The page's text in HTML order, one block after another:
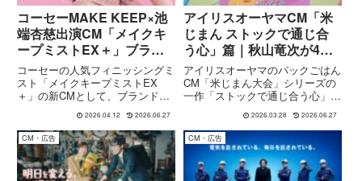
コーセーMAKE KEEP×池
端杏慈出演CM「メイクキ
ープミストEX＋」ブラン
ドムービーほか全3篇｜
1mmも崩さない美しさの
秘密とは 楽曲:スーパー
登山部 「ハイライト」
コーセーの人気フィニッシングミ
スト「メイクキープミストEX
＋」の新CMとして、ブランドム
います。本CMには、モデル・女
優の池端杏慈さんが出演。ミスト
をひと吹きするだけでメイク崩れ
を防ぐという商品の特徴を、テン
ポ...
2026.04.12 2026.06.27
アイリスオーヤマCM「米
じまん ストックで通じ合
う心」篇｜秋山竜次が4役
で魅せる
アイリスオーヤマのパックごはん
CM「米じまん大会」シリーズの
一作「ストックで通じ合う心」篇
ーに扮し、“お米愛”をユーモラス
に表現した作品です。舞台は、米
好きだけが集まるユニークな歌唱
大会「米じまん大会」。本CM...
2026.03.28 2026.06.27
CM・広告 CM・広告